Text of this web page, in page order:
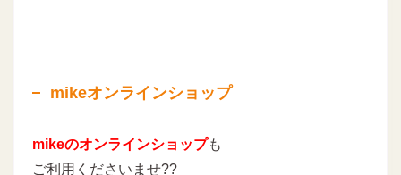
mikeオンラインショップ
mikeのオンラインショップも
ご利用くださいませ??